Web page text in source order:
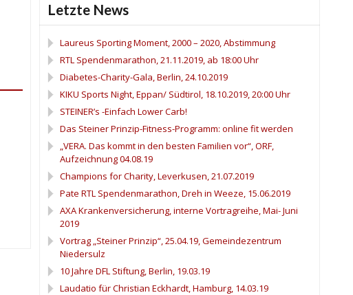
Letzte News
Laureus Sporting Moment, 2000 – 2020, Abstimmung
RTL Spendenmarathon, 21.11.2019, ab 18:00 Uhr
Diabetes-Charity-Gala, Berlin, 24.10.2019
KIKU Sports Night, Eppan/ Südtirol, 18.10.2019, 20:00 Uhr
STEINER’s -Einfach Lower Carb!
Das Steiner Prinzip-Fitness-Programm: online fit werden
„VERA. Das kommt in den besten Familien vor“, ORF,
Aufzeichnung 04.08.19
Champions for Charity, Leverkusen, 21.07.2019
Pate RTL Spendenmarathon, Dreh in Weeze, 15.06.2019
AXA Krankenversicherung, interne Vortragreihe, Mai- Juni
2019
Vortrag „Steiner Prinzip“, 25.04.19, Gemeindezentrum
Niedersulz
10 Jahre DFL Stiftung, Berlin, 19.03.19
Laudatio für Christian Eckhardt, Hamburg, 14.03.19